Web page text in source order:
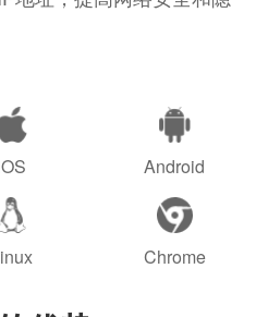
Android
Chrome